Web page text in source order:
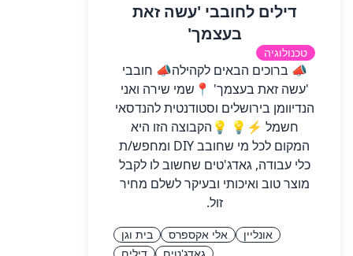
דילים לחובבי 'עשה זאת
בעצמך'
טכנולוגיה
📣 ברוכים הבאים לקהילה📣 חובבי
'עשה זאת בעצמך' 📍שמי שירה ואני
הנדיוומן בירושלים וסטודנטית להנדסאי
חשמל ⚡️💡 💡הקבוצה הזו היא
המקום לכל מי שחובב DIY ומחפש/ת
כלי עבודה, גאדג'טים שחשוב לו לקבל
מוצר טוב ואיכותי ובעיקר לשלם מחיר
זול.
אונליין אלי אקספרס
בית וגן